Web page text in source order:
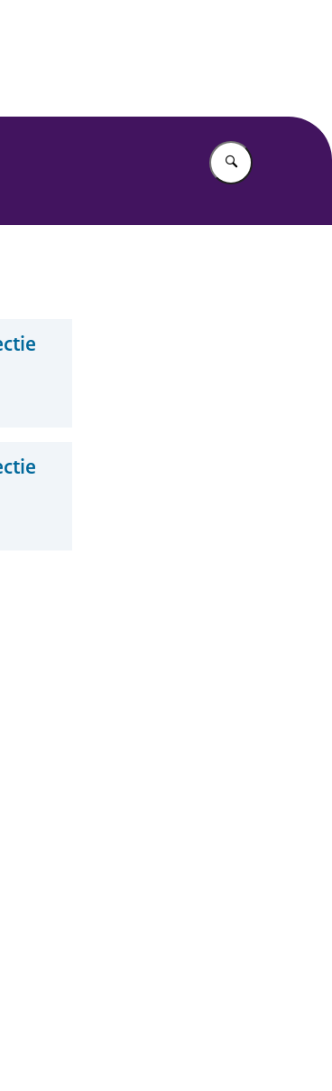
Vul in wat u